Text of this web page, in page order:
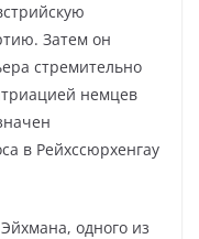
Затем он
стремительно
немцев
в Рейхссюрхенгау
одного из